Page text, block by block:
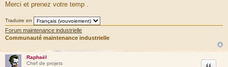
u
e
s
a
g
Merci et prenez votre temp .
Traduire en
Forum maintenance industrielle
Communauté maintenance industrielle
Raphaël
Chef de projets
Citation